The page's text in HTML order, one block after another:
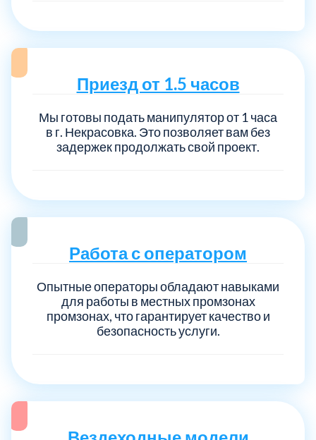
Приезд от 1.5 часов
Мы готовы подать манипулятор от 1 часа
в г. Некрасовка. Это позволяет вам без
задержек продолжать свой проект.
Работа с оператором
Опытные операторы обладают навыками
для работы в местных промзонах
промзонах, что гарантирует качество и
безопасность услуги.